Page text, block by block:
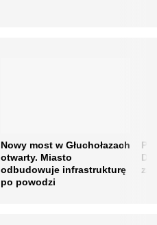
Nowy most w Głuchołazach
otwarty. Miasto
odbudowuje infrastrukturę
po powodzi
Po